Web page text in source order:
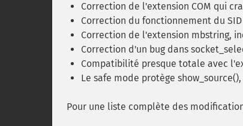
Correction de l'extension COM qui
Correction du fonctionnement du SID
Correction de l'extension mbstring,
Correction d'un bug dans
Compatibilité presque totale avec
Le safe mode protège
Pour une liste complète des